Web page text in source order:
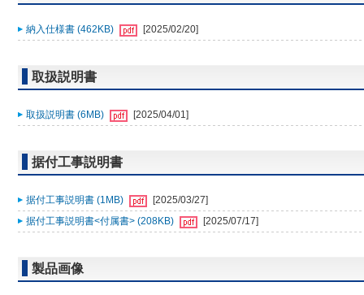
納入仕様書 (462KB) [2025/02/20]
取扱説明書
取扱説明書 (6MB) [2025/04/01]
据付工事説明書
据付工事説明書 (1MB)
[2025/03/27]
据付工事説明書<付属書> (208KB)
[2025/07/17]
製品画像